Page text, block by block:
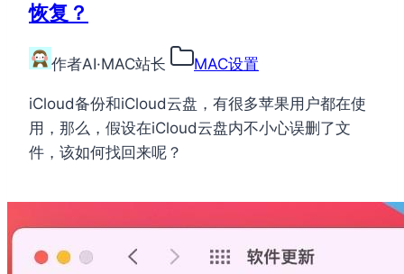
恢复？
作者AI·MAC站长 MAC设置
iCloud备份和iCloud云盘，有很多苹果用户都在使
用，那么，假设在iCloud云盘内不小心误删了文
件，该如何找回来呢？